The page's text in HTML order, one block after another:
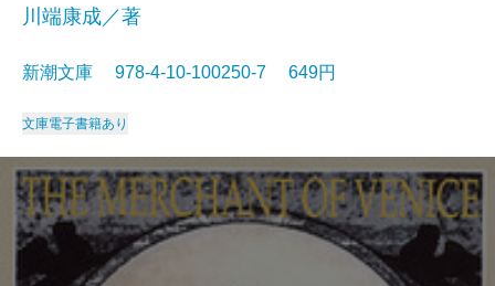
川端康成／著
新潮文庫 978-4-10-100250-7 649円
文庫電子書籍あり